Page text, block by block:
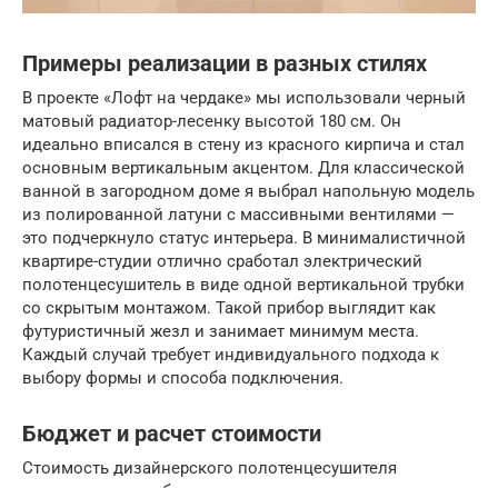
Примеры реализации в разных стилях
В проекте «Лофт на чердаке» мы использовали черный
матовый радиатор-лесенку высотой 180 см. Он
идеально вписался в стену из красного кирпича и стал
основным вертикальным акцентом. Для классической
ванной в загородном доме я выбрал напольную модель
из полированной латуни с массивными вентилями —
это подчеркнуло статус интерьера. В минималистичной
квартире-студии отлично сработал электрический
полотенцесушитель в виде одной вертикальной трубки
со скрытым монтажом. Такой прибор выглядит как
футуристичный жезл и занимает минимум места.
Каждый случай требует индивидуального подхода к
выбору формы и способа подключения.
Бюджет и расчет стоимости
Стоимость дизайнерского полотенцесушителя